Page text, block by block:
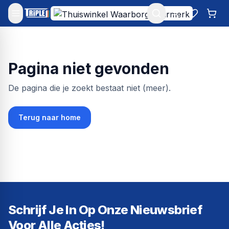
Mijn account
Pagina niet gevonden
De pagina die je zoekt bestaat niet (meer).
Terug naar home
Schrijf Je In Op Onze Nieuwsbrief
Voor Alle Acties!